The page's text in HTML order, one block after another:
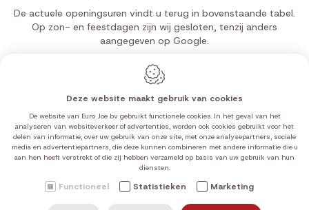
De actuele openingsuren vindt u terug in bovenstaande tabel.
Op zon- en feestdagen zijn wij gesloten, tenzij anders
aangegeven op Google.
Webdesign by IDcreation 2026
Cookie policy
Privacy policy
Sitemap
Deze website maakt gebruik van cookies
De website van Euro Joe bv gebruikt functionele cookies. In het geval van het
analyseren van websiteverkeer of advertenties, worden ook cookies gebruikt voor het
delen van informatie, over uw gebruik van onze site, met onze analysepartners, sociale
media en advertentiepartners, die deze kunnen combineren met andere informatie die u
aan hen heeft verstrekt of die zij hebben verzameld op basis van uw gebruik van hun
diensten.
Functioneel Statistieken Marketing